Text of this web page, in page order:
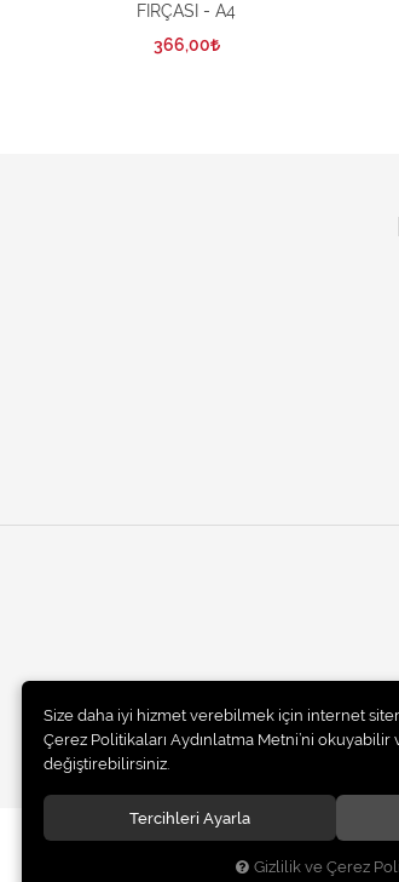
FIRÇASI - A4
366,00
Size daha iyi hizmet verebilmek için internet
Çerez Politikaları Aydınlatma Metni’ni
değiştirebilirsiniz.
Tercihleri Ayarla
Gizlilik ve Çerez